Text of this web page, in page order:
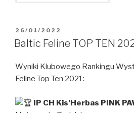
OPUBLIKOWANE
W
26/01/2022
Baltic Feline TOP TEN
Wyniki Klubowego Rankingu
Feline Top Ten 2021:
IP CH Kis’Herbas PINK